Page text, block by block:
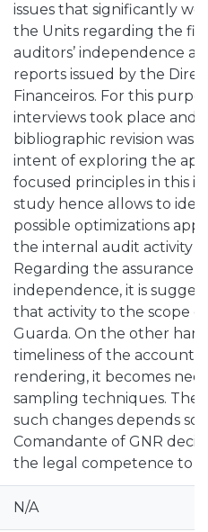
issues that significantly
the Units regarding the
auditors’ independence
reports issued by the
Financeiros. For this
interviews took place and
bibliographic revision was
intent of exploring the
focused principles in this
study hence allows to
possible optimizations
the internal audit activity
Regarding the assurance
independence, it is
that activity to the scope
Guarda. On the other
timeliness of the
rendering, it becomes
sampling techniques. The
such changes depends
Comandante of GNR
the legal competence to
N/A